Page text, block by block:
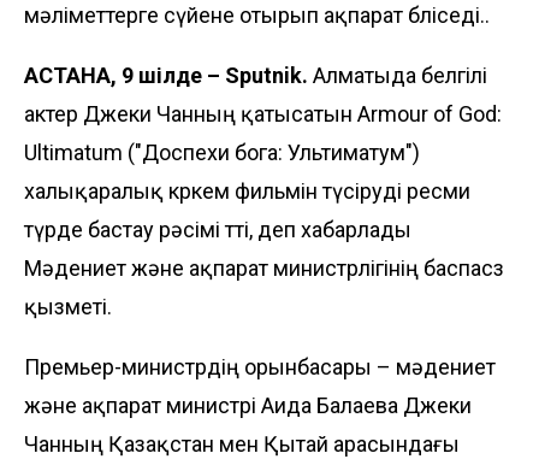
мәліметтерге сүйене отырып ақпарат бөліседі..
АСТАНА, 9 шілде – Sputnik. Алматыда белгілі
актер Джеки Чанның қатысатын Armour of God:
Ultimatum ("Доспехи бога: Ультиматум")
халықаралық көркем фильмін түсіруді ресми
түрде бастау рәсімі өтті, деп хабарлады
Мәдениет және ақпарат министрлігінің баспасөз
қызметі.
Премьер-министрдің орынбасары – мәдениет
және ақпарат министрі Аида Балаева Джеки
Чанның Қазақстан мен Қытай арасындағы